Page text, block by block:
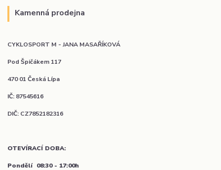
Kamenná prodejna
CYKLOSPORT M - JANA MASAŘÍKOVÁ
Pod Špičákem 117
470 01 Česká Lípa
IČ: 87545616
DIČ: CZ7852182316
OTEVÍRACÍ DOBA:
Pondělí 08:30 - 17:00h